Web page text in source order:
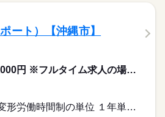
ート）【沖縄市】
183,000円〜210,000円 ※フルタイム求人の場合は月額（換算額）、パート求人の場合は時間額を表示しています。
変形労働時間制 変形労働時間制の単位 １年単位 就業時間１ 8時00分〜17時00分